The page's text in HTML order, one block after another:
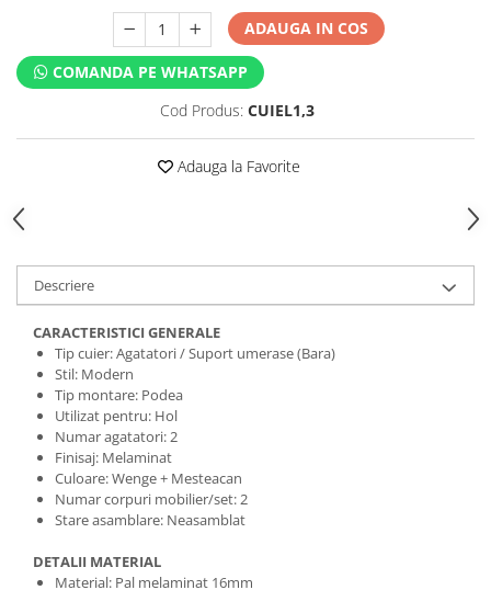
ADAUGA IN COS
COMANDA PE WHATSAPP
Cod Produs: CUIEL1,3
Adauga la Favorite
Descriere
CARACTERISTICI GENERALE
Tip cuier: Agatatori / Suport umerase (Bara)
Stil: Modern
Tip montare: Podea
Utilizat pentru: Hol
Numar agatatori: 2
Finisaj: Melaminat
Culoare: Wenge + Mesteacan
Numar corpuri mobilier/set: 2
Stare asamblare: Neasamblat
DETALII MATERIAL
Material: Pal melaminat 16mm